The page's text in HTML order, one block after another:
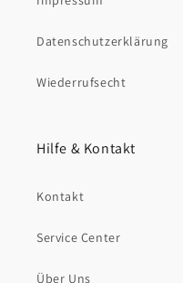
Datenschutzerklärung
Wiederrufsecht
Hilfe & Kontakt
Kontakt
Service Center
Über Uns